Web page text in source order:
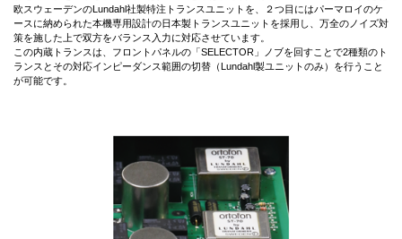
欧スウェーデンのLundahl社製特注トランスユニットを、２つ目にはパーマロイのケ
ースに納められた本機専用設計の日本製トランスユニットを採用し、万全のノイズ対
策を施した上で双方をバランス入力に対応させています。
この内蔵トランスは、フロントパネルの「SELECTOR」ノブを回すことで2種類のト
ランスとその対応インピーダンス範囲の切替（Lundahl製ユニットのみ）を行うこと
が可能です。